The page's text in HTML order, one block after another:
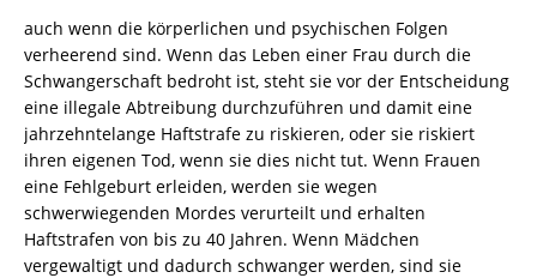
auch wenn die körperlichen und psychischen Folgen
verheerend sind. Wenn das Leben einer Frau durch die
Schwangerschaft bedroht ist, steht sie vor der Entscheidung
eine illegale Abtreibung durchzuführen und damit eine
jahrzehntelange Haftstrafe zu riskieren, oder sie riskiert
ihren eigenen Tod, wenn sie dies nicht tut. Wenn Frauen
eine Fehlgeburt erleiden, werden sie wegen
schwerwiegenden Mordes verurteilt und erhalten
Haftstrafen von bis zu 40 Jahren. Wenn Mädchen
vergewaltigt und dadurch schwanger werden, sind sie